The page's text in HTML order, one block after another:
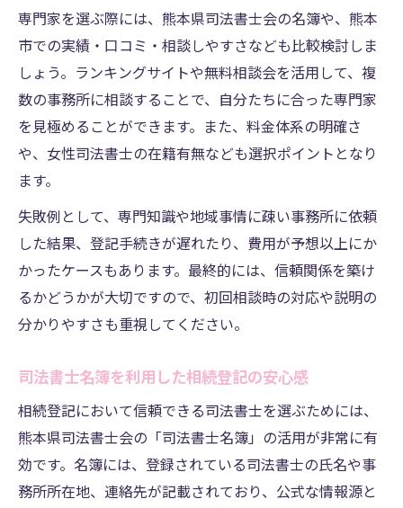
熊本市の司法書士料金トラブルを防ぐポイ
ント
名簿登録の専門家に相続登記を依頼する安
行政書士会活用で相続登記の不安を軽減
相続登記の無料相談でトラブルを未然に防
ぐ
将来に備える公平性重視の財産管理術
相続登記で将来の財産管理を明確に進める
熊本市の司法書士と共に公平性を守る財産
管理
行政書士会と連携した相続登記後の管理ポ
イント
ランキングから選ぶ信頼できる専門家の活
専門家を選ぶ際には、熊本県司法書士会の名簿や、熊本
市での実績・口コミ・相談しやすさなども比較検討しま
しょう。ランキングサイトや無料相談会を活用して、複
数の事務所に相談することで、自分たちに合った専門家
を見極めることができます。また、料金体系の明確さ
や、女性司法書士の在籍有無なども選択ポイントとなり
ます。
失敗例として、専門知識や地域事情に疎い事務所に依頼
した結果、登記手続きが遅れたり、費用が予想以上にか
かったケースもあります。最終的には、信頼関係を築け
るかどうかが大切ですので、初回相談時の対応や説明の
分かりやすさも重視してください。
司法書士名簿を利用した相続登記の安心感
相続登記において信頼できる司法書士を選ぶためには、
熊本県司法書士会の「司法書士名簿」の活用が非常に有
効です。名簿には、登録されている司法書士の氏名や事
務所所在地、連絡先が記載されており、公式な情報源と